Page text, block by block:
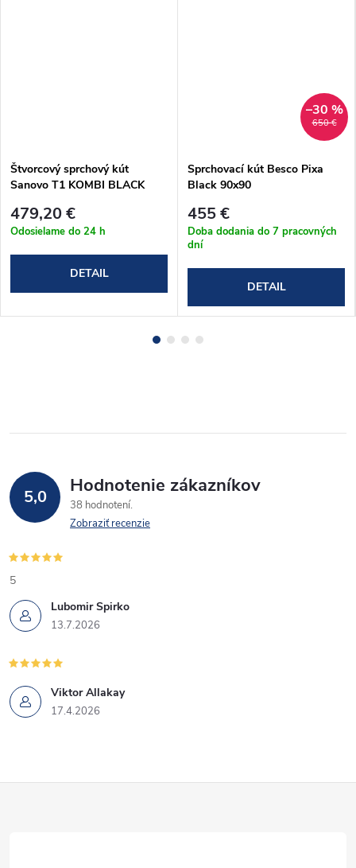
Štvorcový sprchový kút
Sanovo T1 KOMBI BLACK
cm (T1KB_9090C)
479,20 €
Odosielame do 24 h
DETAIL
650 €
–30 %
Sprchovací kút Besco Pixa
Black 90x90
455 €
Doba dodania do 7 pracovných
dní
DETAIL
5,0 Hodnotenie zákazníkov
38 hodnotení
Zobraziť recenzie
Lubomir Spirko
13.7.2026
5
Viktor Allakay
17.4.2026